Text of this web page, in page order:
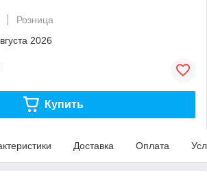
Розница
2026
Купить
Доставка Оплата